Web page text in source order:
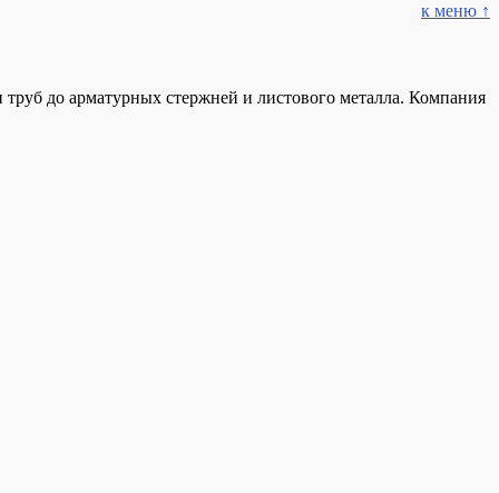
к меню ↑
до арматурных стержней и листового металла. Компания